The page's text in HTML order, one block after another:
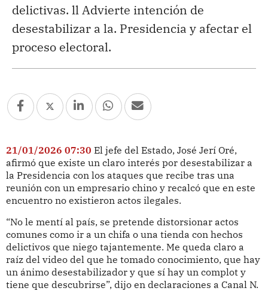
delictivas. ll Advierte intención de
desestabilizar a la. Presidencia y afectar el
proceso electoral.
21/01/2026 07:30 El jefe del Estado, José Jerí Oré,
afirmó que existe un claro interés por desestabilizar a
la Presidencia con los ataques que recibe tras una
reunión con un empresario chino y recalcó que en este
encuentro no existieron actos ilegales.
“No le mentí al país, se pretende distorsionar actos
comunes como ir a un chifa o una tienda con hechos
delictivos que niego tajantemente. Me queda claro a
raíz del video del que he tomado conocimiento, que hay
un ánimo desestabilizador y que sí hay un complot y
tiene que descubrirse”, dijo en declaraciones a Canal N.